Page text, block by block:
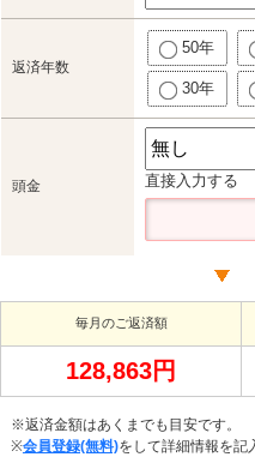
返済年数
50年
30年
頭金 直接入力する
毎月のご返済額
128,863円
※返済金額はあくまでも目安です。
※会員登録(無料)をして詳細情報を記